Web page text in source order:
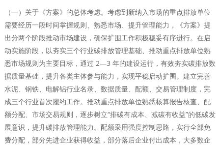
（一）关于《方案》的总体考虑。考虑到新纳入市场的重点排放单位
需要经历一段时间掌握规则、熟悉市场、提升管理能力，《方案》提
出分两个阶段推动市场建设，确保扩围工作积极稳妥有序进行。在启
动实施阶段，以夯实三个行业碳排放管理基础、推动重点排放单位熟
悉市场规则为主要目标，通过 2—3 年的建设运行，有效夯实碳排放数
据质量基础，提升各类主体参与能力，实现平稳启动扩围。建立完善
水泥、钢铁、电解铝行业名录、数据质量、配额、交易管理制度，完
成三个行业首次履约工作。推动重点排放单位熟悉核算报告核查、配
额分配、市场交易规则，逐步树立“排碳有成本、减碳有收益”的低碳发
展意识，提升碳排放管理能力。配额采用强度控制思路，实行全部免
费分配，部分先进企业获得收益，部分落后企业付出成本，大多数企